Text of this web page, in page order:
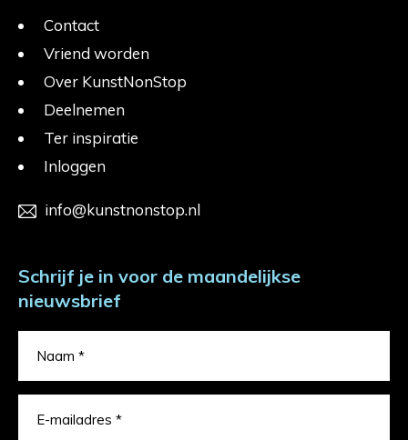
Contact
Vriend worden
Over KunstNonStop
Deelnemen
Ter inspiratie
Inloggen
info@kunstnonstop.nl
Schrijf je in voor de maandelijkse
nieuwsbrief